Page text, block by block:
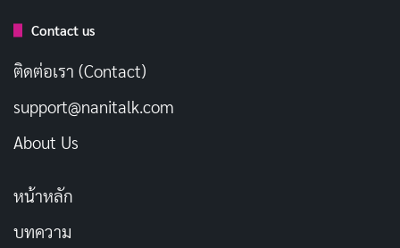
Contact us
ติดต่อเรา (Contact)
support@nanitalk.com
About Us
หน้าหลัก
บทความ